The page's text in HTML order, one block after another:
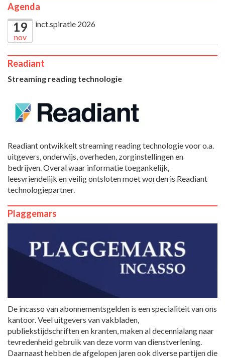
Agenda
19
nov
inct.spiratie 2026
Readiant
Streaming reading technologie
Readiant ontwikkelt streaming reading technologie voor o.a.
uitgevers, onderwijs, overheden, zorginstellingen en
bedrijven. Overal waar informatie toegankelijk,
leesvriendelijk en veilig ontsloten moet worden is Readiant
technologiepartner.
Plaggemars
De incasso van abonnementsgelden is een specialiteit van ons
kantoor. Veel uitgevers van vakbladen,
publiekstijdschriften en kranten, maken al decennialang naar
tevredenheid gebruik van deze vorm van dienstverlening.
Daarnaast hebben de afgelopen jaren ook diverse partijen die